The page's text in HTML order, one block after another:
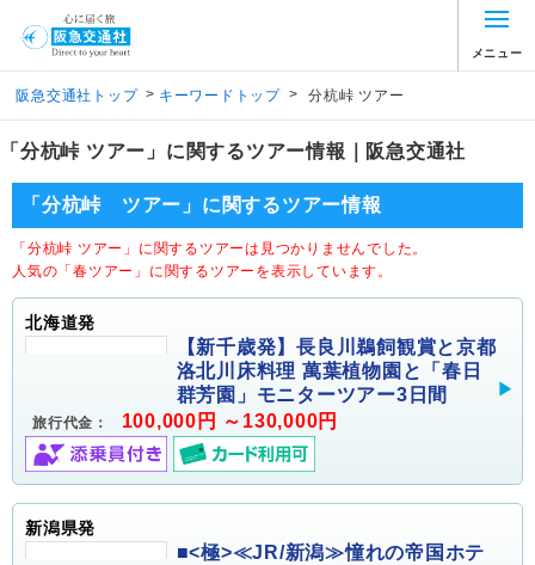
メニュー
阪急交通社トップ > キーワードトップ > 分杭峠 ツアー
「分杭峠 ツアー」に関するツアー情報｜阪急交通社
「分杭峠 ツアー」に関するツアー情報
「分杭峠 ツアー」に関するツアーは見つかりませんでした。
人気の「春ツアー」に関するツアーを表示しています。
北海道発
【新千歳発】長良川鵜飼観賞と京都
洛北川床料理 萬葉植物園と「春日
群芳園」モニターツアー3日間
旅行代金： 100,000円 ～130,000円
新潟県発
■<極>≪JR/新潟≫憧れの帝国ホテ